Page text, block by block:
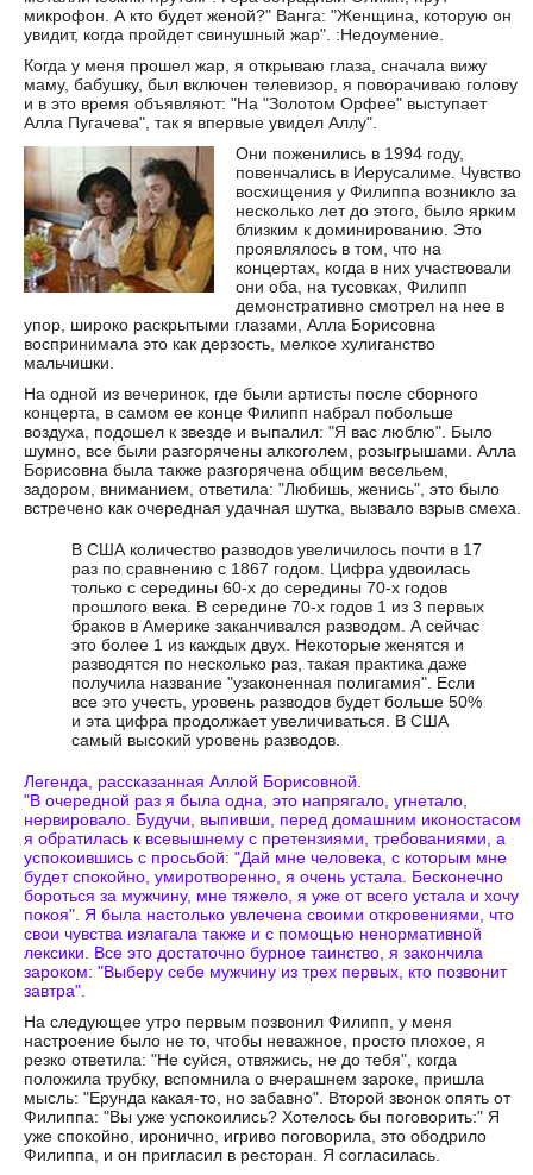
микрофон. А кто будет женой?" Ванга: "Женщина, которую он
увидит, когда пройдет свинушный жар". :Недоумение.
Когда у меня прошел жар, я открываю глаза, сначала вижу
маму, бабушку, был включен телевизор, я поворачиваю голову
и в это время объявляют: "На "Золотом Орфее" выступает
Алла Пугачева", так я впервые увидел Аллу".
Они поженились в 1994 году,
повенчались в Иерусалиме. Чувство
восхищения у Филиппа возникло за
несколько лет до этого, было ярким
близким к доминированию. Это
проявлялось в том, что на
концертах, когда в них участвовали
они оба, на тусовках, Филипп
демонстративно смотрел на нее в
упор, широко раскрытыми глазами, Алла Борисовна
воспринимала это как дерзость, мелкое хулиганство
мальчишки.
На одной из вечеринок, где были артисты после сборного
концерта, в самом ее конце Филипп набрал побольше
воздуха, подошел к звезде и выпалил: "Я вас люблю". Было
шумно, все были разгорячены алкоголем, розыгрышами. Алла
Борисовна была также разгорячена общим весельем,
задором, вниманием, ответила: "Любишь, женись", это было
встречено как очередная удачная шутка, вызвало взрыв смеха.
В США количество разводов увеличилось почти в 17
раз по сравнению с 1867 годом. Цифра удвоилась
только с середины 60-х до середины 70-х годов
прошлого века. В середине 70-х годов 1 из 3 первых
браков в Америке заканчивался разводом. А сейчас
это более 1 из каждых двух. Некоторые женятся и
разводятся по несколько раз, такая практика даже
получила название "узаконенная полигамия". Если
все это учесть, уровень разводов будет больше 50%
и эта цифра продолжает увеличиваться. В США
самый высокий уровень разводов.
Легенда, рассказанная Аллой Борисовной.
"В очередной раз я была одна, это напрягало, угнетало,
нервировало. Будучи, выпивши, перед домашним иконостасом
я обратилась к всевышнему с претензиями, требованиями, а
успокоившись с просьбой: "Дай мне человека, с которым мне
будет спокойно, умиротворенно, я очень устала. Бесконечно
бороться за мужчину, мне тяжело, я уже от всего устала и хочу
покоя". Я была настолько увлечена своими откровениями, что
свои чувства излагала также и с помощью ненормативной
лексики. Все это достаточно бурное таинство, я закончила
зароком: "Выберу себе мужчину из трех первых, кто позвонит
завтра".
На следующее утро первым позвонил Филипп, у меня
настроение было не то, чтобы неважное, просто плохое, я
резко ответила: "Не суйся, отвяжись, не до тебя", когда
положила трубку, вспомнила о вчерашнем зароке, пришла
мысль: "Ерунда какая-то, но забавно". Второй звонок опять от
Филиппа: "Вы уже успокоились? Хотелось бы поговорить:" Я
уже спокойно, иронично, игриво поговорила, это ободрило
Филиппа, и он пригласил в ресторан. Я согласилась.